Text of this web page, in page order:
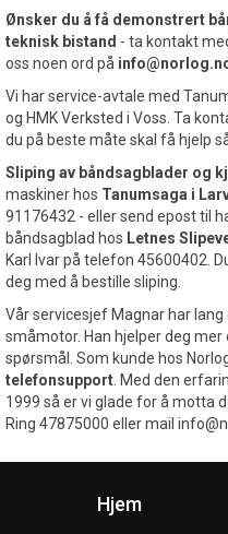
Ønsker du å få demonstrert
teknisk bistand - ta kontakt
oss noen ord på
Vi har service-avtale med
og HMK Verksted i Voss. Ta
du på beste måte skal få hjelp
Sliping av båndsagblader og
maskiner hos Tanumsaga i
91176432 - eller send epost til
båndsagblad hos Letnes
Karl Ivar på telefon 45600402.
deg med å bestille sliping.
Vår servicesjef Magnar har
småmotor. Han hjelper deg
spørsmål. Som kunde hos
telefonsupport . Med den
1999 så er vi glade for å motta
Ring 47875000 eller mail
Hjem